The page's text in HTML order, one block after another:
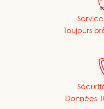
Toujours
Données